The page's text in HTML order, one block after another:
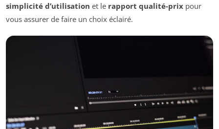
simplicité d’utilisation et le rapport qualité-prix pour
vous assurer de faire un choix éclairé.